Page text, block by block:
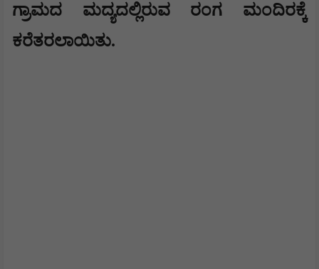
ಗ್ರಾಮದ ಮದ್ಯದಲ್ಲಿರುವ ರಂಗ ಮಂದಿರಕ್ಕೆ
ಕರೆತರಲಾಯಿತು.